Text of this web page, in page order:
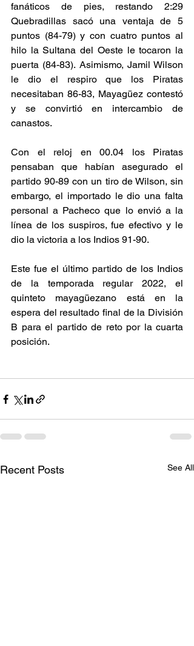
fanáticos de pies, restando 2:29
Quebradillas sacó una ventaja de 5
puntos (84-79) y con cuatro puntos al
hilo la Sultana del Oeste le tocaron la
puerta (84-83). Asimismo, Jamil Wilson
le dio el respiro que los Piratas
necesitaban 86-83, Mayagüez contestó
y se convirtió en intercambio de
canastos.
Con el reloj en 00.04 los Piratas
pensaban que habían asegurado el
partido 90-89 con un tiro de Wilson, sin
embargo, el importado le dio una falta
personal a Pacheco que lo envió a la
línea de los suspiros, fue efectivo y le
dio la victoria a los Indios 91-90.
Este fue el último partido de los Indios
de la temporada regular 2022, el
quinteto mayagüezano está en la
espera del resultado final de la División
B para el partido de reto por la cuarta
posición.
Recent Posts See All